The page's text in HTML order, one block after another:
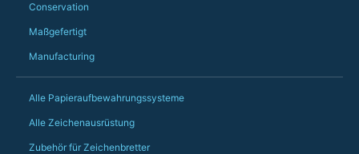
Conservation
Maßgefertigt
Manufacturing
Alle Papieraufbewahrungssysteme
Alle Zeichenausrüstung
Zubehör für Zeichenbretter